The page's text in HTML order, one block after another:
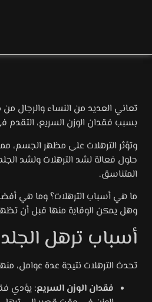
تعاني العديد من النساء والرجال
بسبب فقدان الوزن السريع، التقدم
وتؤثر الترهلات على مظهر الجسم،
حلول فعالة لشد الترهلات ولشد
المتناسق.
ما هي أسباب الترهلات؟ وما هي
وهل يمكن الوقاية منها قبل أن
أسباب ترهل الجلد
تحدث الترهلات نتيجة عدة عوامل،
فقدان الوزن السريع: يؤدي